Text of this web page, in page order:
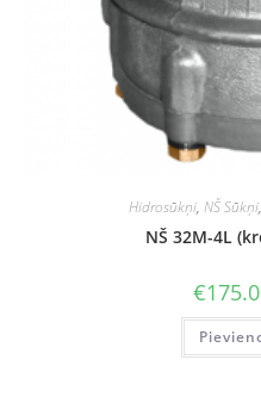
Hidrosūkņi, NŠ Sūkņi,
NŠ 32M-4L
€